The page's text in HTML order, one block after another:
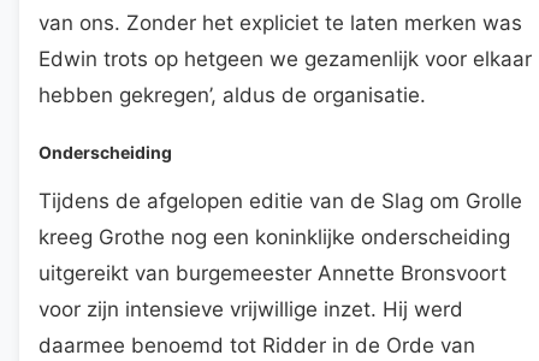
van ons. Zonder het expliciet te laten merken was
Edwin trots op hetgeen we gezamenlijk voor elkaar
hebben gekregen’, aldus de organisatie.
Onderscheiding
Tijdens de afgelopen editie van de Slag om Grolle
kreeg Grothe nog een koninklijke onderscheiding
uitgereikt van burgemeester Annette Bronsvoort
voor zijn intensieve vrijwillige inzet. Hij werd
daarmee benoemd tot Ridder in de Orde van